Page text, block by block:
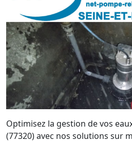
Optimisez la gestion de vos
(77320) avec nos solutions sur